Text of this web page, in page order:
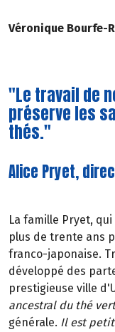
Véronique Bourfe-
"Le travail de
préserve les
thés."
Alice Pryet,
La famille Pryet,
plus de trente ans
franco-japonaise.
développé des
prestigieuse ville
ancestral du thé
générale. Il est petit